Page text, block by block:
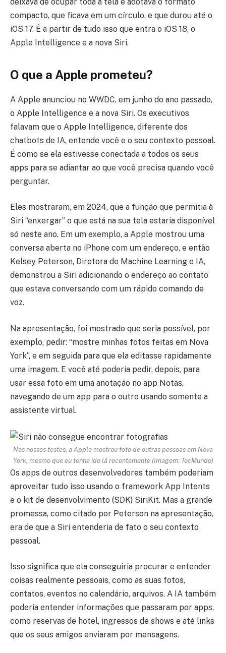
deixava de ocupar toda a tela e adotava o formato
compacto, que ficava em um círculo, e que durou até o
iOS 17. É a partir de tudo isso que entra o iOS 18, o
Apple Intelligence e a nova Siri.
O que a Apple prometeu?
A Apple anunciou no WWDC, em junho do ano passado,
o Apple Intelligence e a nova Siri. Os executivos
falavam que o Apple Intelligence, diferente dos
chatbots de IA, entende você e o seu contexto pessoal.
É como se ela estivesse conectada a todos os seus
apps para se adiantar ao que você precisa quando você
perguntar.
Eles mostraram, em 2024, que a função que permitia à
Siri “enxergar” o que está na sua tela estaria disponível
só neste ano. Em um exemplo, a Apple mostrou uma
conversa aberta no iPhone com um endereço, e então
Kelsey Peterson, Diretora de Machine Learning e IA,
demonstrou a Siri adicionando o endereço ao contato
que estava conversando com um rápido comando de
voz.
Na apresentação, foi mostrado que seria possível, por
exemplo, pedir: “mostre minhas fotos feitas em Nova
York”, e em seguida para que ela editasse rapidamente
uma imagem. E você até poderia pedir, depois, para
usar essa foto em uma anotação no app Notas,
navegando de um app para o outro usando somente a
assistente virtual.
Nos nossos testes, a Apple mostrou foto de outras pessoas em Nova
York, mesmo que eu tenha ido lá recentemente (Imagem: TecMundo)
Os apps de outros desenvolvedores também poderiam
aproveitar tudo isso usando o framework App Intents
e o kit de desenvolvimento (SDK) SiriKit. Mas a grande
promessa, como citado por Peterson na apresentação,
era de que a Siri entenderia de fato o seu contexto
pessoal.
Isso significa que ela conseguiria procurar e entender
coisas realmente pessoais, como as suas fotos,
contatos, eventos no calendário, arquivos. A IA também
poderia entender informações que passaram por apps,
como reservas de hotel, ingressos de shows e até links
que os seus amigos enviaram por mensagens.